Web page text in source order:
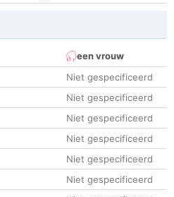
een vrouw
Niet gespecificeerd
Niet gespecificeerd
Niet gespecificeerd
Niet gespecificeerd
Niet gespecificeerd
Niet gespecificeerd